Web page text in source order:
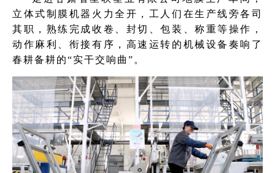
立体式制膜机器火力全开，工人们在生产线旁各司
其职，熟练完成收卷、封切、包装、称重等操作，
动作麻利、衔接有序，高速运转的机械设备奏响了
春耕备耕的“实干交响曲”。